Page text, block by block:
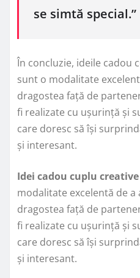
se simtă special.”
În concluzie, ideile cadou
sunt o modalitate
dragostea față de
fi realizate cu ușurință și
care doresc să își
și interesant.
Idei cadou cuplu
modalitate excelentă de a
dragostea față de
fi realizate cu ușurință și
care doresc să își
și interesant.